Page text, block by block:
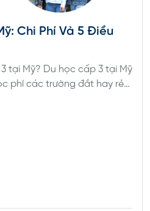
Chi Phí Và 5 Điều
tại Mỹ? Du học cấp 3 tại Mỹ
phí các trường đắt hay rẻ?